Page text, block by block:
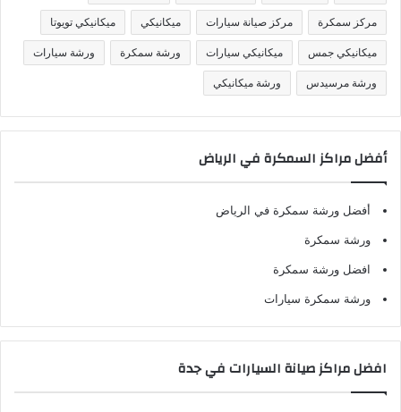
مركز سمكرة مركز صيانة سيارات ميكانيكي ميكانيكي تويوتا
ميكانيكي جمس ميكانيكي سيارات ورشة سمكرة ورشة سيارات
ورشة مرسيدس ورشة ميكانيكي
أفضل مراكز السمكرة في الرياض
أفضل ورشة سمكرة في الرياض
ورشة سمكرة
افضل ورشة سمكرة
ورشة سمكرة سيارات
افضل مراكز صيانة السيارات في جدة